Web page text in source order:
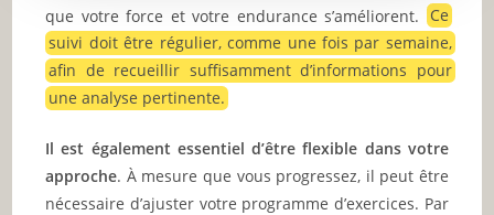
que votre force et votre endurance s’améliorent.
Ce
suivi doit être régulier, comme une fois par semaine,
afin de recueillir suffisamment d’informations pour
une analyse pertinente.
Il est également essentiel d’être flexible dans votre
approche. À mesure que vous progressez, il peut être
nécessaire d’ajuster votre programme d’exercices. Par